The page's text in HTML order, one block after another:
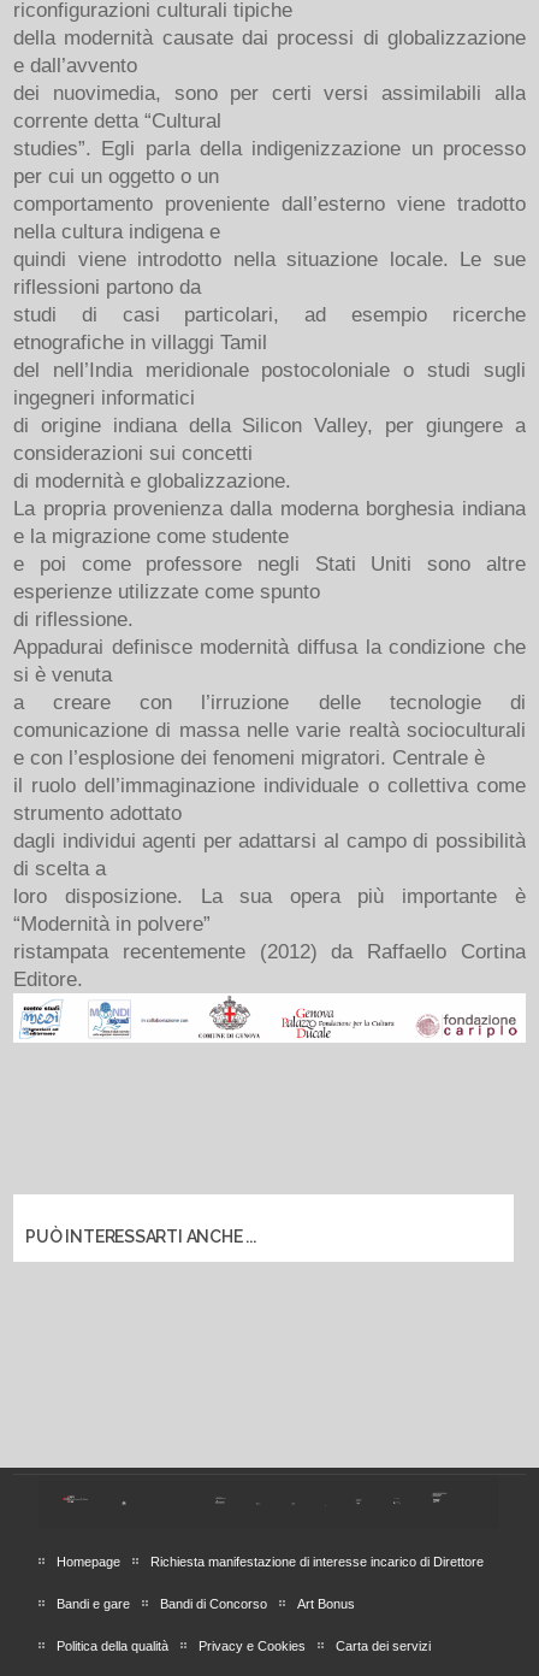
riconfigurazioni culturali tipiche
della modernità causate dai processi di globalizzazione
e dall’avvento
dei nuovimedia, sono per certi versi assimilabili alla
corrente detta “Cultural
studies”. Egli parla della indigenizzazione un processo
per cui un oggetto o un
comportamento proveniente dall’esterno viene tradotto
nella cultura indigena e
quindi viene introdotto nella situazione locale. Le sue
riflessioni partono da
studi di casi particolari, ad esempio ricerche
etnografiche in villaggi Tamil
del nell’India meridionale postocoloniale o studi sugli
ingegneri informatici
di origine indiana della Silicon Valley, per giungere a
considerazioni sui concetti
di modernità e globalizzazione.
La propria provenienza dalla moderna borghesia indiana
e la migrazione come studente
e poi come professore negli Stati Uniti sono altre
esperienze utilizzate come spunto
di riflessione.
Appadurai definisce modernità diffusa la condizione che
si è venuta
a creare con l’irruzione delle tecnologie di
comunicazione di massa nelle varie realtà socioculturali
e con l’esplosione dei fenomeni migratori. Centrale è
il ruolo dell’immaginazione individuale o collettiva come
strumento adottato
dagli individui agenti per adattarsi al campo di possibilità
di scelta a
loro disposizione. La sua opera più importante è
“Modernità in polvere”
ristampata recentemente (2012) da Raffaello Cortina
Editore.
PUÒ INTERESSARTI ANCHE ...
Homepage Richiesta manifestazione di interesse incarico di Direttore
Bandi e gare Bandi di Concorso Art Bonus
Politica della qualità Privacy e Cookies Carta dei servizi